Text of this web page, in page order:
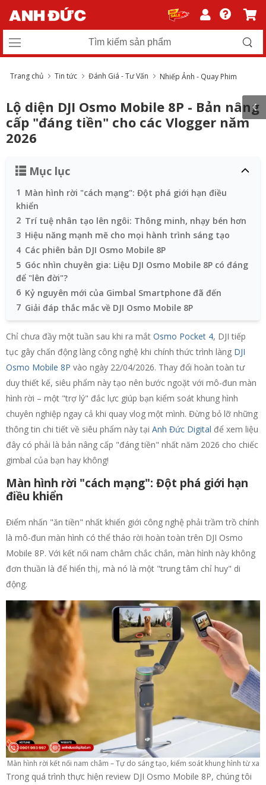
Trang chủ Tin tức Đánh Giá - Tư Vấn Nhiếp Ảnh - Quay Phim
Lộ diện DJI Osmo Mobile 8P - Bản nâng
cấp "đáng tiền" cho các Vlogger năm
2026
Mục lục
1 Màn hình rời "cách mạng": Đột phá giới hạn điều
khiển
2 Trí tuệ nhân tạo lên ngôi: Thông minh, nhạy bén hơn
3 Hiệu năng mạnh mẽ cho mọi hành trình sáng tạo
4 Các phiên bản DJI Osmo Mobile 8P
5 Góc nhìn chuyên gia: Liệu DJI Osmo Mobile 8P có đáng
để "lên đời"?
6 Kỷ nguyên mới của Gimbal Smartphone đã đến
7 Giải đáp thắc mắc về DJI Osmo Mobile 8P
Chỉ chưa đầy một tuần sau khi ra mắt Osmo Pocket 4, DJI tiếp
tục gây chấn động làng công nghệ khi chính thức trình làng DJI
Osmo Mobile 8P vào ngày 22/04/2026. Thay đổi hoàn toàn tư
duy thiết kế, siêu phẩm này tạo nên bước ngoặt với mô-đun màn
hình rời – một "trợ lý" đắc lực giúp bạn kiểm soát khung hình
chuyên nghiệp ngay cả khi quay vlog một mình. Đừng bỏ lỡ những
thông tin chi tiết về siêu phẩm này tại Anh Đức Digital để xem liệu
đây có phải là bản nâng cấp "đáng tiền" nhất năm 2026 cho chiếc
gimbal của bạn hay không!
Màn hình rời "cách mạng": Đột phá giới hạn
điều khiển
Điểm nhấn "ăn tiền" nhất khiến giới công nghệ phải trầm trồ chính
là mô-đun màn hình có thể tháo rời hoàn toàn trên DJI Osmo
Mobile 8P. Với kết nối nam châm chắc chắn, màn hình này không
đơn thuần là để hiển thị, mà nó là một "trung tâm chỉ huy" di
động.
Màn hình rời kết nối nam châm – Tự do sáng tạo, kiểm soát khung hình từ xa
Trong quá trình thực hiện review DJI Osmo Mobile 8P, chúng tôi